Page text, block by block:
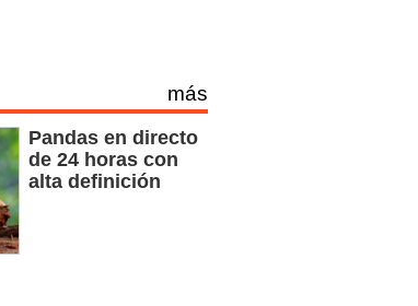
más
Pandas en directo
de 24 horas con
alta definición